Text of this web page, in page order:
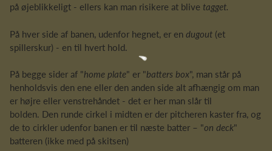
på øjeblikkeligt - ellers kan man risikere at blive tagget.
På hver side af banen, udenfor hegnet, er en dugout (et
spillerskur) - en til hvert hold.
På begge sider af "home plate" er "batters box", man står på
henholdsvis den ene eller den anden side alt afhængig om man
er højre eller venstrehåndet - det er her man slår til
bolden. Den runde cirkel i midten er der pitcheren kaster fra, og
de to cirkler udenfor banen er til næste batter – "on deck"
batteren (ikke med på skitsen)